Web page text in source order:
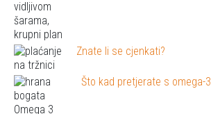
Znate li se cjenkati?
Što kad pretjerate s omega-3